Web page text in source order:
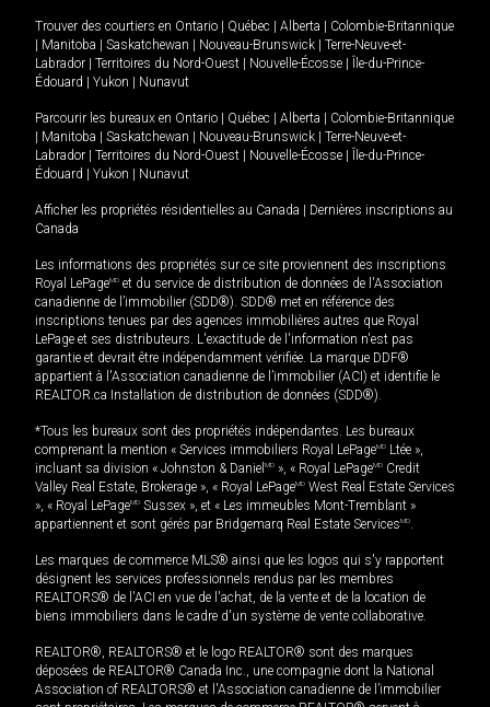
Trouver des courtiers en Ontario Québec Alberta
Colombie-Britannique
Manitoba Saskatchewan Nouveau-Brunswick
Terre-Neuve-et-
Labrador
Territoires du Nord-Ouest Nouvelle-Écosse
Île-du-Prince-
Édouard
Yukon Nunavut
Parcourir les bureaux en Ontario Québec Alberta
Colombie-Britannique
Manitoba Saskatchewan Nouveau-Brunswick
Terre-Neuve-et-
Labrador
Territoires du Nord-Ouest Nouvelle-Écosse
Île-du-Prince-
Édouard
Yukon Nunavut
Afficher les propriétés résidentielles au Canada
Dernières inscriptions au
Canada
Les informations des propriétés sur ce site proviennent des inscriptions
Royal LePageMD et du service de distribution de données de l'Association
canadienne de l’immobilier (SDD®). SDD® met en référence des
inscriptions tenues par des agences immobilières autres que Royal
LePage et ses distributeurs. L'exactitude de l'information n'est pas
garantie et devrait être indépendamment vérifiée. La marque DDF®
appartient à l'Association canadienne de l’immobilier (ACI) et identifie le
REALTOR.ca Installation de distribution de données (SDD®).
*Tous les bureaux sont des propriétés indépendantes. Les bureaux
comprenant la mention « Services immobiliers Royal LePageMD Ltée »,
incluant sa division « Johnston & Daniel MD », « Royal LePageMD Credit
Valley Real Estate, Brokerage », « Royal LePageMD West Real Estate Services
», « Royal LePageMD Sussex », et « Les immeubles Mont-Tremblant »
appartiennent et sont gérés par Bridgemarq Real Estate ServicesMD.
Les marques de commerce MLS® ainsi que les logos qui s'y rapportent
désignent les services professionnels rendus par les membres
REALTORS® de l'ACI en vue de l'achat, de la vente et de la location de
biens immobiliers dans le cadre d'un système de vente collaborative.
REALTOR®, REALTORS® et le logo REALTOR® sont des marques
déposées de REALTOR® Canada Inc., une compagnie dont la National
Association of REALTORS® et l'Association canadienne de l’immobilier